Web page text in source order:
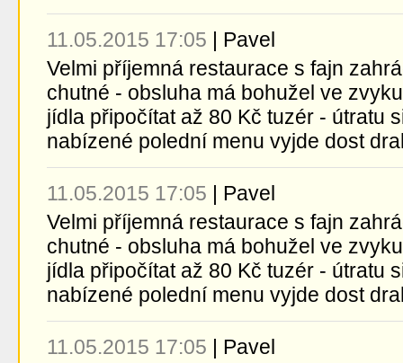
11.05.2015 17:05 | Pavel
Velmi příjemná restaurace s fajn
chutné - obsluha má bohužel ve
jídla připočítat až 80 Kč tuzér - útratu
nabízené polední menu vyjde dost
11.05.2015 17:05 | Pavel
Velmi příjemná restaurace s fajn
chutné - obsluha má bohužel ve
jídla připočítat až 80 Kč tuzér - útratu
nabízené polední menu vyjde dost
11.05.2015 17:05 | Pavel